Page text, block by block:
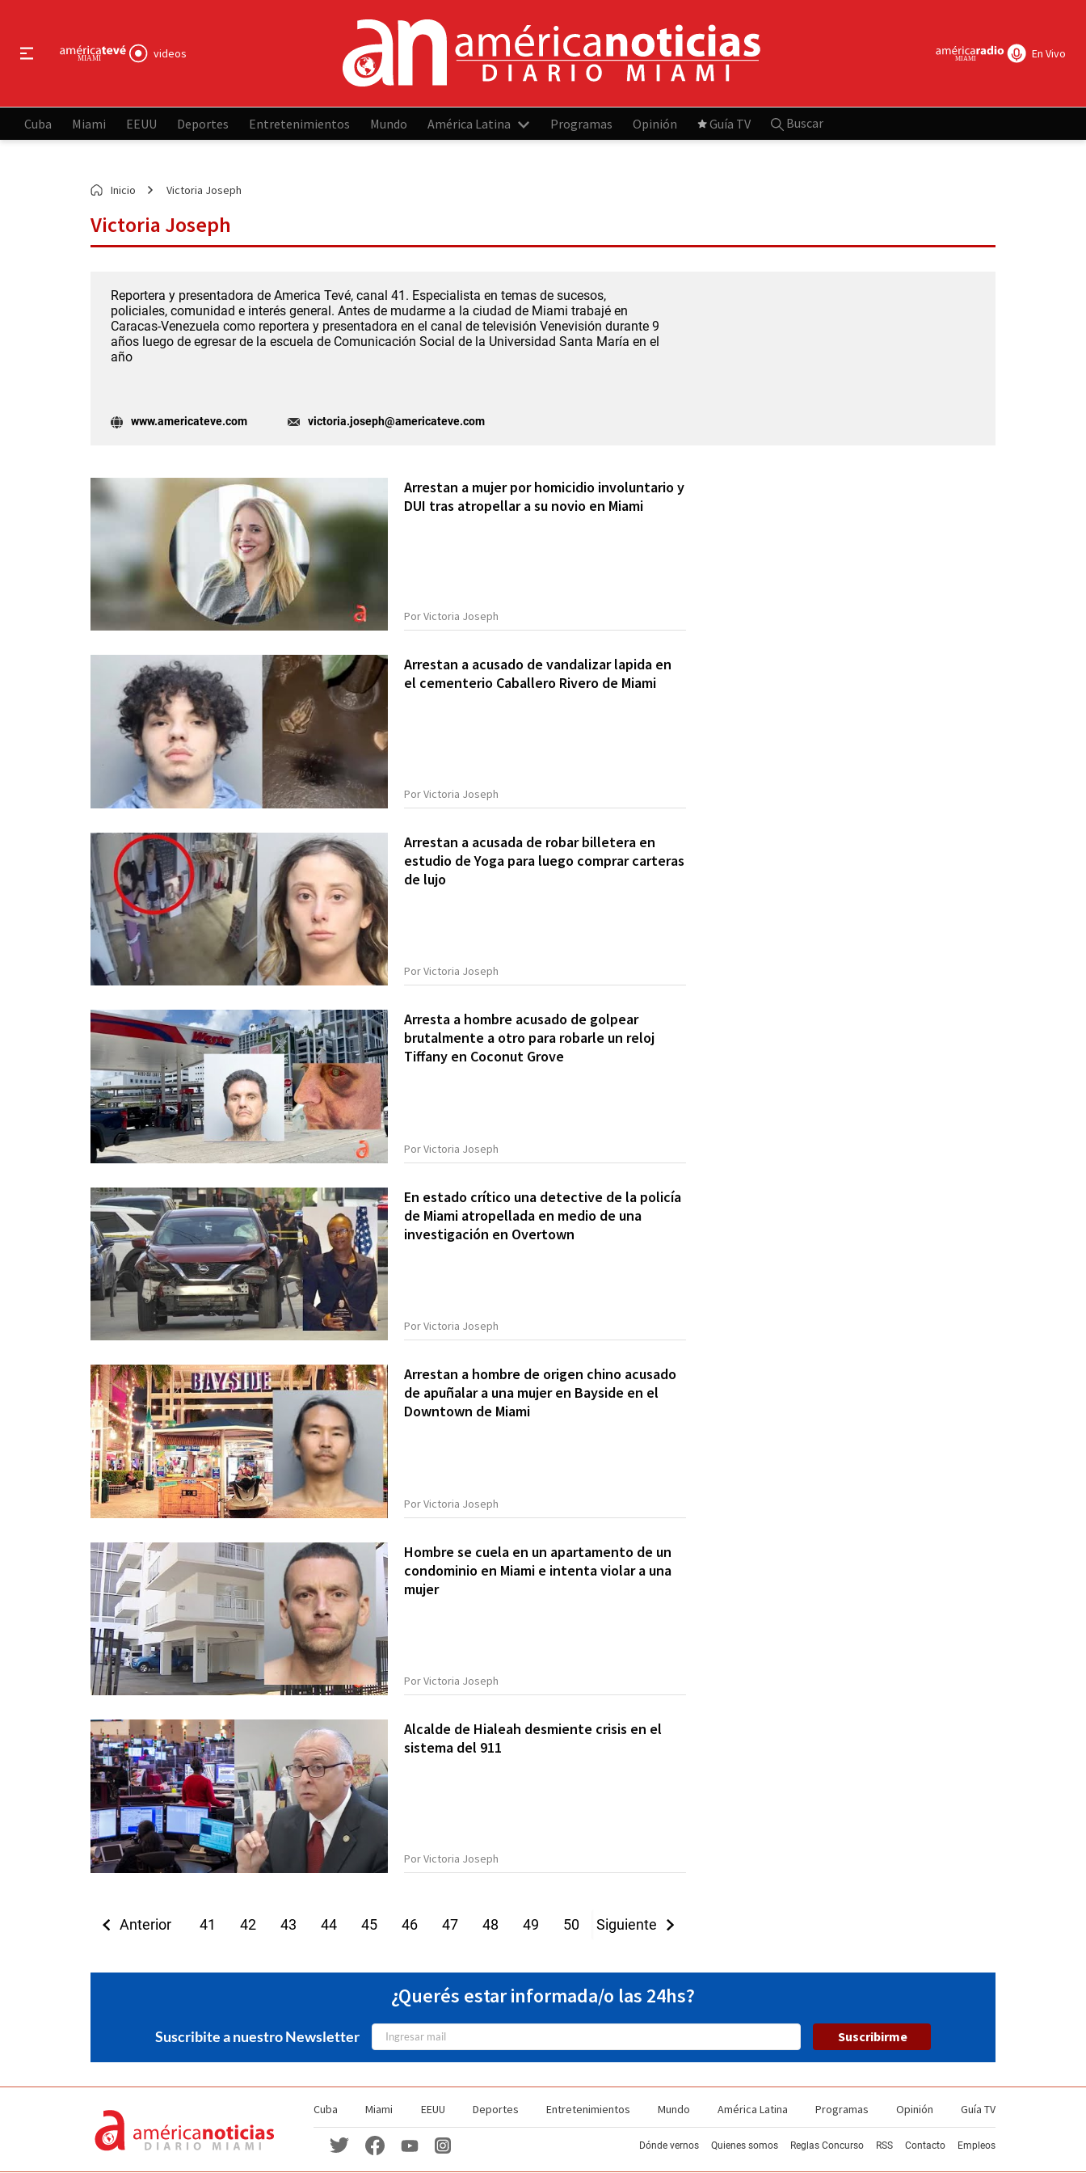
videos En Vivo
Cuba Miami EEUU Deportes Entretenimientos Mundo América Latina Programas Opinión Guía TV Buscar
Inicio Victoria Joseph
Victoria Joseph
Reportera y presentadora de America Tevé, canal 41. Especialista en temas de sucesos,
policiales, comunidad e interés general. Antes de mudarme a la ciudad de Miami trabajé en
Caracas-Venezuela como reportera y presentadora en el canal de televisión Venevisión durante 9
años luego de egresar de la escuela de Comunicación Social de la Universidad Santa María en el
año
www.americateve.com victoria.joseph@americateve.com
Arrestan a mujer por homicidio involuntario y
DUI tras atropellar a su novio en Miami
Por Victoria Joseph
Arrestan a acusado de vandalizar lapida en
el cementerio Caballero Rivero de Miami
Por Victoria Joseph
Arrestan a acusada de robar billetera en
estudio de Yoga para luego comprar carteras
de lujo
Por Victoria Joseph
Arresta a hombre acusado de golpear
brutalmente a otro para robarle un reloj
Tiffany en Coconut Grove
Por Victoria Joseph
En estado crítico una detective de la policía
de Miami atropellada en medio de una
investigación en Overtown
Por Victoria Joseph
Arrestan a hombre de origen chino acusado
de apuñalar a una mujer en Bayside en el
Downtown de Miami
Por Victoria Joseph
Hombre se cuela en un apartamento de un
condominio en Miami e intenta violar a una
mujer
Por Victoria Joseph
Alcalde de Hialeah desmiente crisis en el
sistema del 911
Por Victoria Joseph
Anterior 41 42 43 44 45 46 47 48 49 50 51 52
Siguiente
¿Querés estar informada/o las 24hs?
Suscribite a nuestro Newsletter Suscribirme
Cuba Miami EEUU Deportes Entretenimientos Mundo América Latina Programas Opinión Guía TV
Dónde vernos Quienes somos Reglas Concurso RSS Contacto Empleos